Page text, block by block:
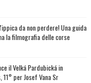
da non perdere! Una guida
la filmografia delle corse
il Velká Pardubická in
11° per Josef Vana Sr